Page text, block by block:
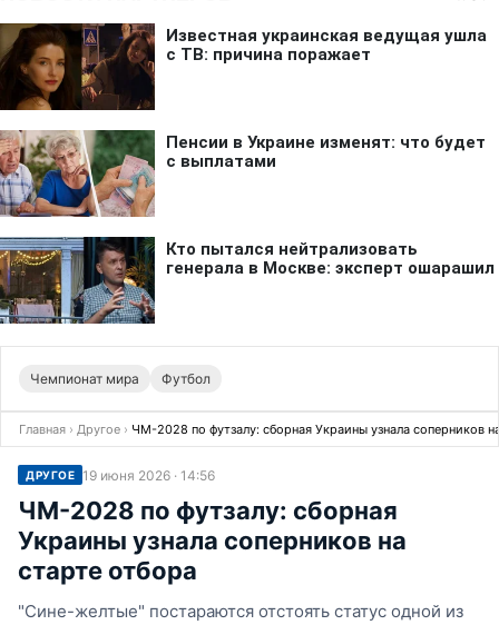
Чемпионат мира Футбол
Главная › Другое › ЧМ-2028 по футзалу: сборная Украины узнала соперников
ДРУГОЕ 19 июня 2026 · 14:56
ЧМ-2028 по футзалу: сборная
Украины узнала соперников на
старте отбора
"Сине-желтые" постараются отстоять статус одной из